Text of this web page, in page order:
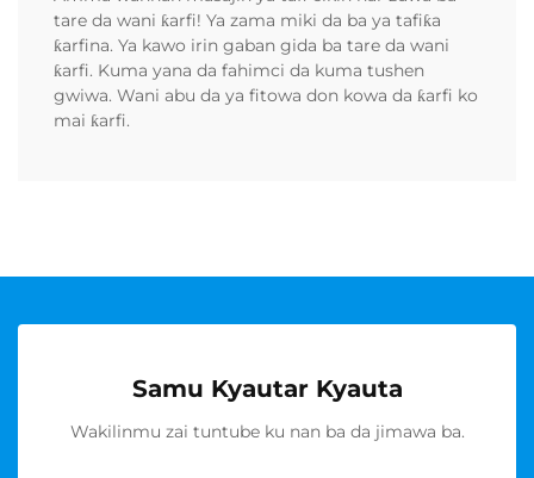
tare da wani ƙarfi! Ya zama miki da ba ya tafiƙa
ƙarfina. Ya kawo irin gaban gida ba tare da wani
ƙarfi. Kuma yana da fahimci da kuma tushen
gwiwa. Wani abu da ya fitowa don kowa da ƙarfi ko
mai ƙarfi.
Samu Kyautar Kyauta
Wakilinmu zai tuntube ku nan ba da jimawa ba.